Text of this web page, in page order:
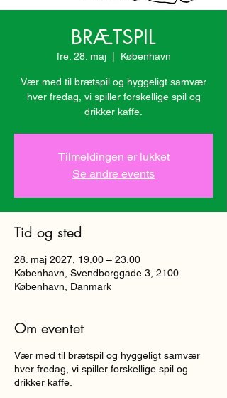
BRÆTSPIL
fre. 28. maj
  |
København
Vær med til brætspil og hyggeligt samvær
hver fredag, vi spiller forskellige spil og
drikker kaffe.
Tilmeldingen er lukket
Se andre events
Tid og sted
28. maj 2027, 19.00 – 23.00
København, Svendborggade 3, 2100
København, Danmark
Om eventet
Vær med til brætspil og hyggeligt samvær
hver fredag, vi spiller forskellige spil og
drikker kaffe.